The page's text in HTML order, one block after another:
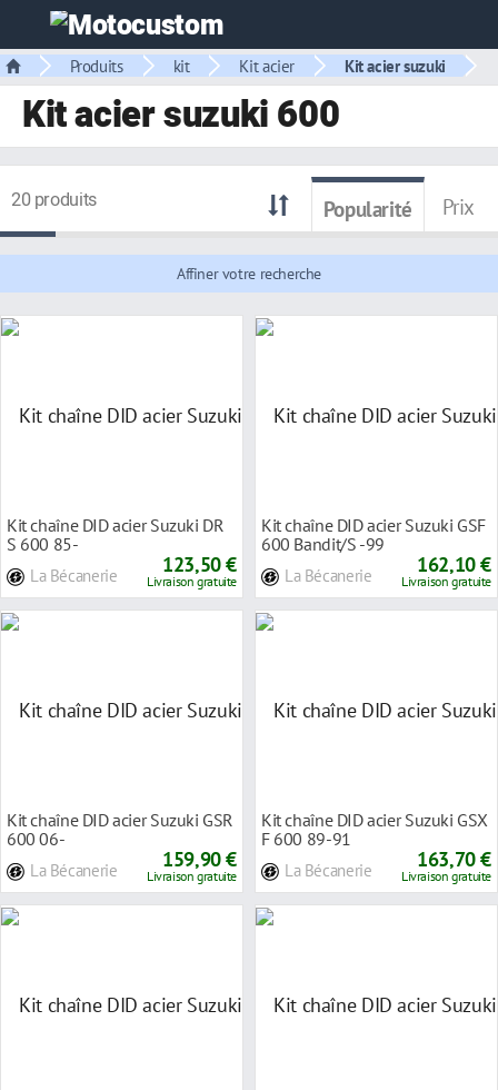
Produits kit Kit acier Kit acier suzuki
Kit acier suzuki 600
20 produits Popularité Prix
Affiner votre recherche
Kit chaîne DID acier Suzuki DR
S 600 85-
La Bécanerie 123,50 €
Livraison gratuite
Kit chaîne DID acier Suzuki GSF
600 Bandit/S -99
La Bécanerie 162,10 €
Livraison gratuite
Kit chaîne DID acier Suzuki GSR
600 06-
La Bécanerie 159,90 €
Livraison gratuite
Kit chaîne DID acier Suzuki GSX
F 600 89-91
La Bécanerie 163,70 €
Livraison gratuite